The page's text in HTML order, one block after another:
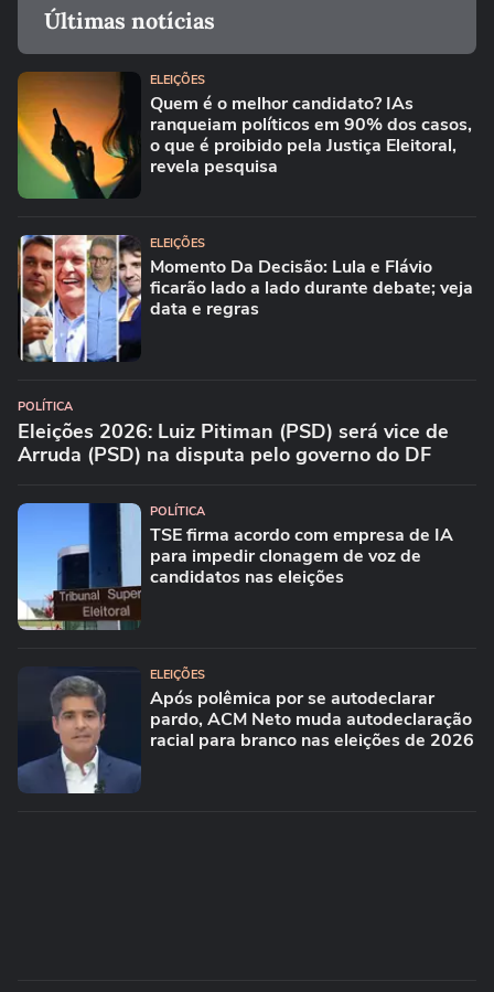
Últimas notícias
ELEIÇÕES
Quem é o melhor candidato? IAs
ranqueiam políticos em 90% dos casos,
o que é proibido pela Justiça Eleitoral,
revela pesquisa
ELEIÇÕES
Momento Da Decisão: Lula e Flávio
ficarão lado a lado durante debate; veja
data e regras
POLÍTICA
Eleições 2026: Luiz Pitiman (PSD) será vice de
Arruda (PSD) na disputa pelo governo do DF
POLÍTICA
TSE firma acordo com empresa de IA
para impedir clonagem de voz de
candidatos nas eleições
ELEIÇÕES
Após polêmica por se autodeclarar
pardo, ACM Neto muda autodeclaração
racial para branco nas eleições de 2026